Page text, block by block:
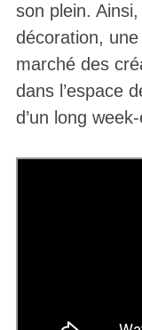
son plein.
décoration,
marché des
dans l’espace
d’un long